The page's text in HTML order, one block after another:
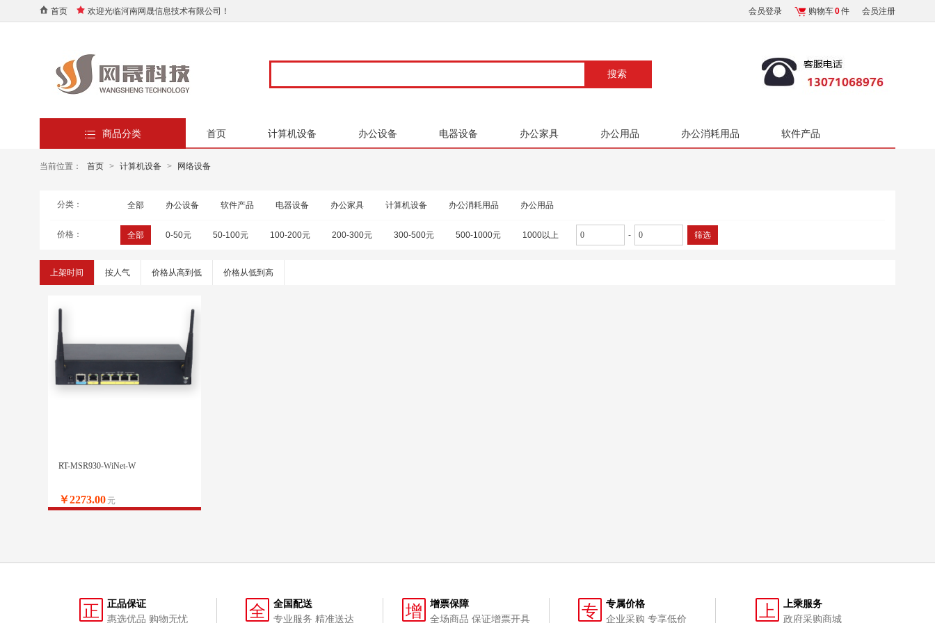
首页 欢迎光临河南网晟信息技术有限公司！ 会员登录 购物车0件 会员注册
商品分类 首页 计算机设备 办公设备 电器设备 办公家具 办公用品 办公消耗用品 软件产品
当前位置： 首页 > 计算机设备 > 网络设备
分类： 全部 办公设备 软件产品 电器设备 办公家具 计算机设备 办公消耗用品 办公用品
价格： 全部 0-50元 50-100元 100-200元 200-300元 300-500元 500-1000元 1000以上 - 筛选
上架时间 按人气 价格从高到低 价格从低到高
RT-MSR930-WiNet-W
￥2273.00 元
正
正品保证
惠选优品 购物无忧
全
全国配送
专业服务 精准送达
增
增票保障
全场商品 保证增票开具
专
专属价格
企业采购 专享低价
上
上乘服务
政府采购商城